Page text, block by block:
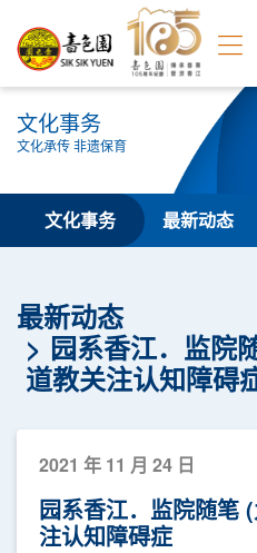
文化事务
文化承传 非遗保育
文化事务 最新动态
最新动态
园系香江．监
道教关注认知障碍
2021 年 11 月 24 日
园系香江．监院随
注认知障碍症